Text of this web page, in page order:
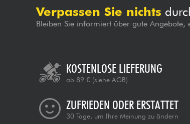
Verpassen Sie nichts
Bleiben Sie informiert über gute Angebote,
KOSTENLOSE LIEFERUNG
ab 89 € (siehe AGB)
ZUFRIEDEN ODER ERSTATTET
30 Tage, um Ihre Meinung zu ändern